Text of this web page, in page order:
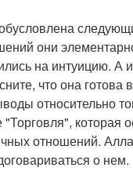
они
на интуицию.
что она готова
относительно
которая
отношений.
о нем.